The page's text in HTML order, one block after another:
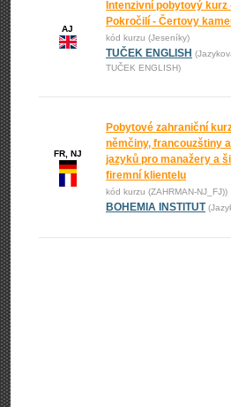
AJ
Intenzivní pobytový kurz
Pokročilí - Čertovy
kód kurzu (Jeseníky)
TUČEK ENGLISH
TUČEK ENGLISH)
FR, NJ
Pobytové zahraniční
němčiny, francouzštiny
jazyků pro manažery a
firemní klientelu
kód kurzu (ZAHRMAN-NJ_FJ))
BOHEMIA INSTITUT